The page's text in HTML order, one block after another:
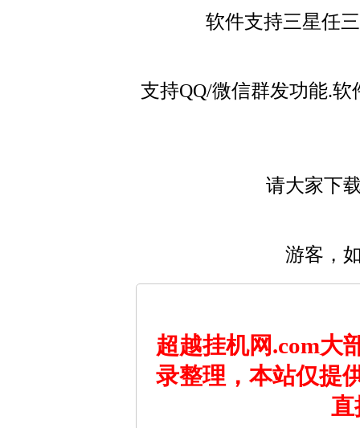
软件支持三星任
支持QQ/微信群发功能.
请大家下
游客，
超越挂机网.com大
录整理，本站仅提
直